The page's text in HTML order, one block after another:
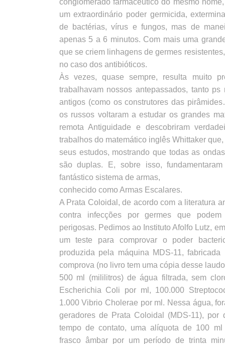
um extraordinário poder germicida,
de bactérias, vírus e fungos, mas de
apenas 5 a 6 minutos. Com mais uma
que se criem linhagens de germes
no caso dos antibióticos.
Às vezes, quase sempre, resulta muito
trabalhavam nossos antepassados, tanto
antigos (como os construtores das
os russos voltaram a estudar os grandes
remota Antiguidade e descobriram
trabalhos do matemático inglês Whittaker
seus estudos, mostrando que todas as
são duplas. E, sobre isso,
fantástico sistema de armas,
conhecido como Armas Escalares.
A Prata Coloidal, de acordo com a literatura
contra infecções por germes que
perigosas. Pedimos ao Instituto Afolfo Lutz,
um teste para comprovar o poder
produzida pela máquina MDS-11,
comprova (no livro tem uma cópia desse
500 ml (mililitros) de água filtrada, sem
Escherichia Coli por ml, 100.000
1.000 Vibrio Cholerae por ml. Nessa água,
geradores de Prata Coloidal (MDS-11), por
tempo de contato, uma alíquota de 100
frasco âmbar por um período de trinta